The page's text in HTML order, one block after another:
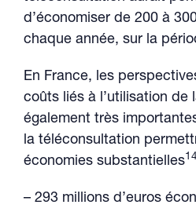
d’économiser de 200 à
chaque année, sur la
En France, les
coûts liés à l’utilisation de
également très
la téléconsultation
économies substantielles14
– 293 millions d’euros